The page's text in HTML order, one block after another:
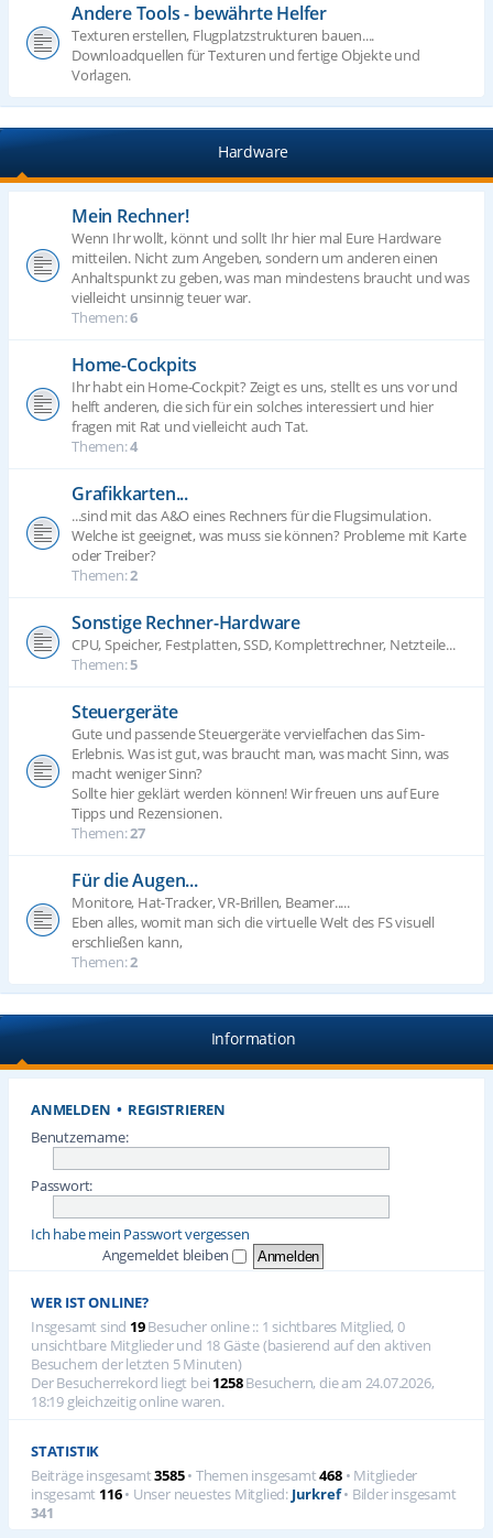
Andere Tools - bewährte Helfer
Texturen erstellen, Flugplatzstrukturen bauen....
Downloadquellen für Texturen und fertige Objekte und
Vorlagen.
Hardware
Mein Rechner!
Wenn Ihr wollt, könnt und sollt Ihr hier mal Eure Hardware
mitteilen. Nicht zum Angeben, sondern um anderen einen
Anhaltspunkt zu geben, was man mindestens braucht und was
vielleicht unsinnig teuer war.
Themen:6
Home-Cockpits
Ihr habt ein Home-Cockpit? Zeigt es uns, stellt es uns vor und
helft anderen, die sich für ein solches interessiert und hier
fragen mit Rat und vielleicht auch Tat.
Themen:4
Grafikkarten...
...sind mit das A&O eines Rechners für die Flugsimulation.
Welche ist geeignet, was muss sie können? Probleme mit Karte
oder Treiber?
Themen:2
Sonstige Rechner-Hardware
CPU, Speicher, Festplatten, SSD, Komplettrechner, Netzteile...
Themen:5
Steuergeräte
Gute und passende Steuergeräte vervielfachen das Sim-
Erlebnis. Was ist gut, was braucht man, was macht Sinn, was
macht weniger Sinn?
Sollte hier geklärt werden können! Wir freuen uns auf Eure
Tipps und Rezensionen.
Themen:27
Für die Augen...
Monitore, Hat-Tracker, VR-Brillen, Beamer.....
Eben alles, womit man sich die virtuelle Welt des FS visuell
erschließen kann,
Themen:2
Information
ANMELDEN • REGISTRIEREN
Benutzername:
Passwort:
Ich habe mein Passwort vergessen
Angemeldet bleiben
WER IST ONLINE?
Insgesamt sind 19Besucher online :: 1 sichtbares Mitglied, 0
unsichtbare Mitglieder und 18 Gäste (basierend auf den aktiven
Besuchern der letzten 5 Minuten)
Der Besucherrekord liegt bei 1258Besuchern, die am 24.07.2026,
18:19 gleichzeitig online waren.
STATISTIK
Beiträge insgesamt3585• Themen insgesamt468• Mitglieder
insgesamt 116• Unser neuestes Mitglied: Jurkref• Bilder insgesamt
341